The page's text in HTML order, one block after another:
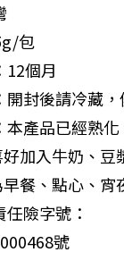
包
12個月
開封後請冷藏，
本產品已經熟
加入牛奶、
餐、點心、宵
險字號：
號